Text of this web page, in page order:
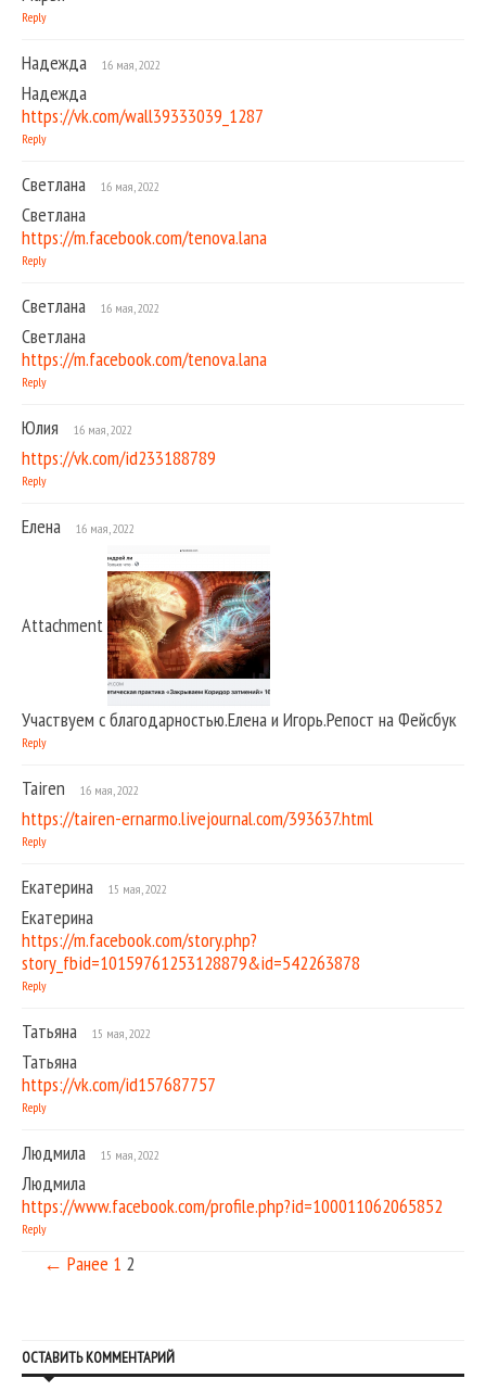
Reply
Надежда 16 мая, 2022
Надежда
https://vk.com/wall39333039_1287
Reply
Светлана 16 мая, 2022
Светлана
https://m.facebook.com/tenova.lana
Reply
Светлана 16 мая, 2022
Светлана
https://m.facebook.com/tenova.lana
Reply
Юлия 16 мая, 2022
https://vk.com/id233188789
Reply
Елена 16 мая, 2022
Attachment
Участвуем с благодарностью.Елена и Игорь.Репост на Фейсбук
Reply
Tairen 16 мая, 2022
https://tairen-ernarmo.livejournal.com/393637.html
Reply
Екатерина 15 мая, 2022
Екатерина
https://m.facebook.com/story.php?
story_fbid=10159761253128879&id=542263878
Reply
Татьяна 15 мая, 2022
Татьяна
https://vk.com/id157687757
Reply
Людмила 15 мая, 2022
Людмила
https://www.facebook.com/profile.php?id=100011062065852
Reply
← Ранее 1 2
ОСТАВИТЬ КОММЕНТАРИЙ